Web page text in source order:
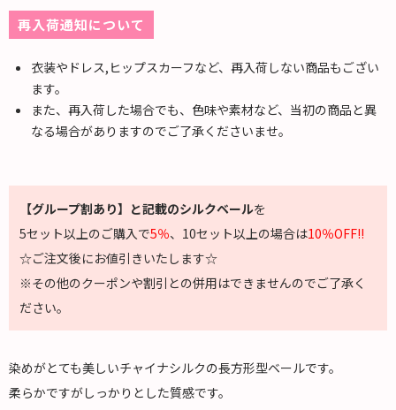
再入荷通知について
衣装やドレス,ヒップスカーフなど、再入荷しない商品もござい
ます。
また、再入荷した場合でも、色味や素材など、当初の商品と異
なる場合がありますのでご了承くださいませ。
【グループ割あり】と記載のシルクベールを
5セット以上のご購入で5％、10セット以上の場合は10％OFF!!
☆ご注文後にお値引きいたします☆
※その他のクーポンや割引との併用はできませんのでご了承く
ださい。
染めがとても美しいチャイナシルクの長方形型ベールです。
柔らかですがしっかりとした質感です。